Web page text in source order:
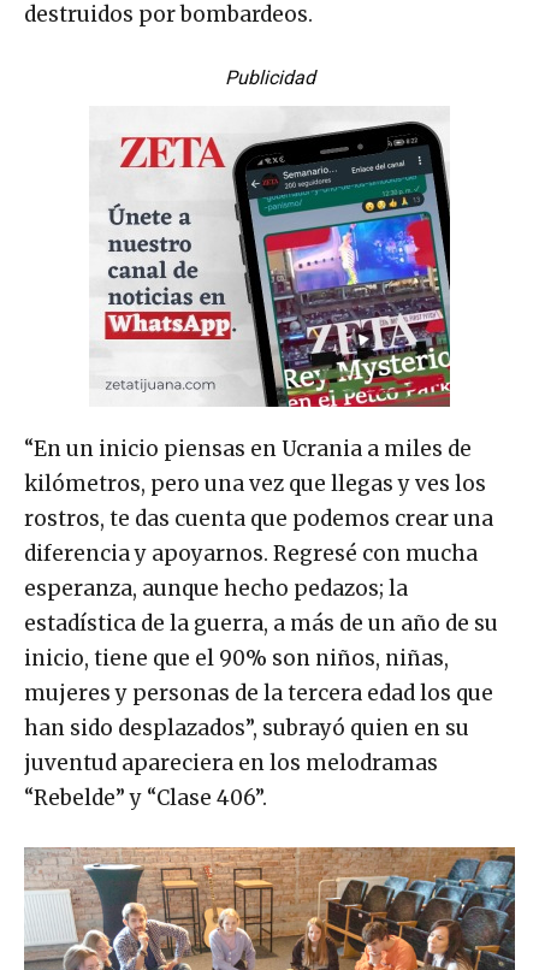
destruidos por bombardeos.
Publicidad
“En un inicio piensas en Ucrania a miles de
kilómetros, pero una vez que llegas y ves los
rostros, te das cuenta que podemos crear una
diferencia y apoyarnos. Regresé con mucha
esperanza, aunque hecho pedazos; la
estadística de la guerra, a más de un año de su
inicio, tiene que el 90% son niños, niñas,
mujeres y personas de la tercera edad los que
han sido desplazados”, subrayó quien en su
juventud apareciera en los melodramas
“Rebelde” y “Clase 406”.